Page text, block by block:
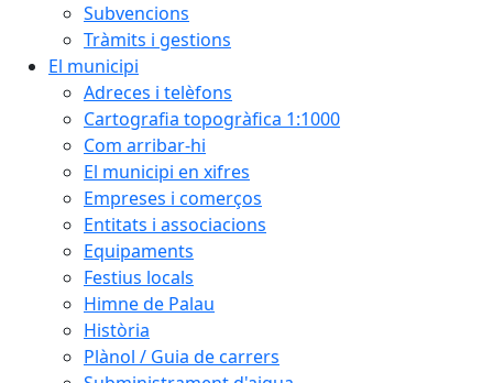
Subvencions
Tràmits i gestions
El municipi
Adreces i telèfons
Cartografia topogràfica 1:1000
Com arribar-hi
El municipi en xifres
Empreses i comerços
Entitats i associacions
Equipaments
Festius locals
Himne de Palau
Història
Plànol / Guia de carrers